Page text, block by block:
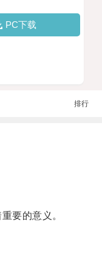
PC下载
排行
要的意义。